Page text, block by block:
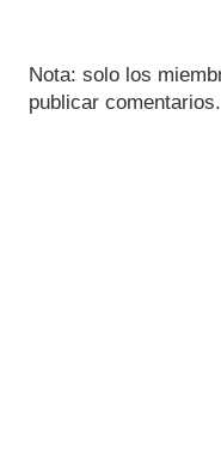
Nota: solo los
publicar comentarios.